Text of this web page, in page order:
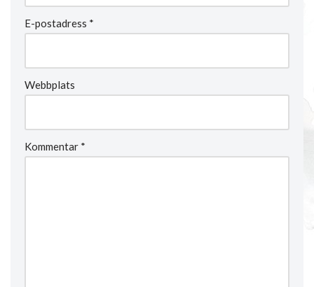
E-postadress *
Webbplats
Kommentar *